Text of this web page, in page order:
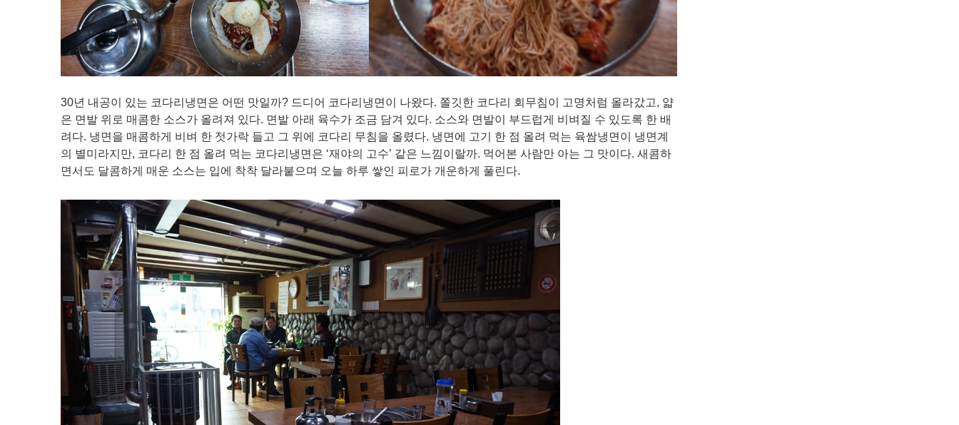
30년 내공이 있는 코다리냉면은 어떤 맛일까? 드디어 코다리냉면이 나왔다. 쫄깃한 코다리 회무침이 고명처럼 올라갔고, 얇
은 면발 위로 매콤한 소스가 올려져 있다. 면발 아래 육수가 조금 담겨 있다. 소스와 면발이 부드럽게 비벼질 수 있도록 한 배
려다. 냉면을 매콤하게 비벼 한 젓가락 들고 그 위에 코다리 무침을 올렸다. 냉면에 고기 한 점 올려 먹는 육쌈냉면이 냉면계
의 별미라지만, 코다리 한 점 올려 먹는 코다리냉면은 ‘재야의 고수’ 같은 느낌이랄까. 먹어본 사람만 아는 그 맛이다. 새콤하
면서도 달콤하게 매운 소스는 입에 착착 달라붙으며 오늘 하루 쌓인 피로가 개운하게 풀린다.